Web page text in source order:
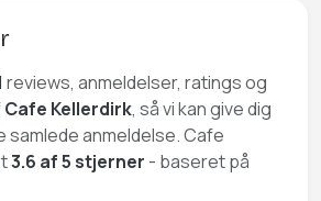
reviews, anmeldelser, ratings og
Cafe Kellerdirk, så vi kan give dig
samlede anmeldelse. Cafe
3.6 af 5 stjerner - baseret på